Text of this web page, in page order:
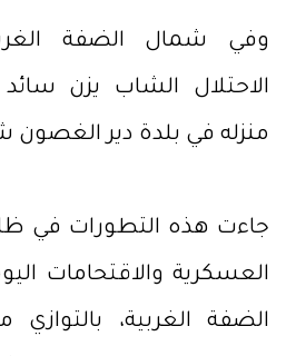
وفي شمال الضفة
الاحتلال الشاب يزن
منزله في بلدة دير
جاءت هذه التطورات في
العسكرية والاقتحامات
الضفة الغربية،